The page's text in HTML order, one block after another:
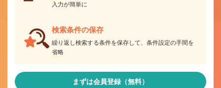
入力が簡単に
検索条件の保存
繰り返し検索する条件を保存して、条件設定の手間を
省略
まずは会員登録（無料）